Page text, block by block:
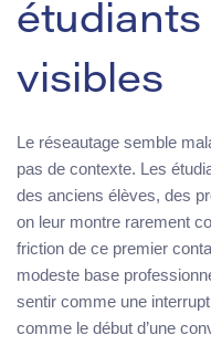
étudiants
visibles
Le réseautage semble
pas de contexte. Les
des anciens élèves, des
on leur montre rarement
friction de ce premier
modeste base
sentir comme une
comme le début d’une